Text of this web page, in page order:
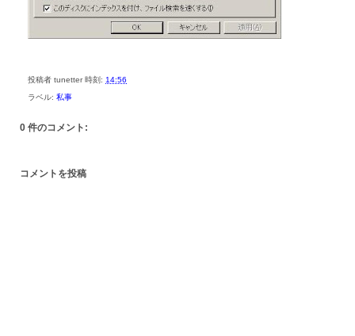
投稿者 tunetter 時刻: 14:56
ラベル: 私事
0 件のコメント:
コメントを投稿